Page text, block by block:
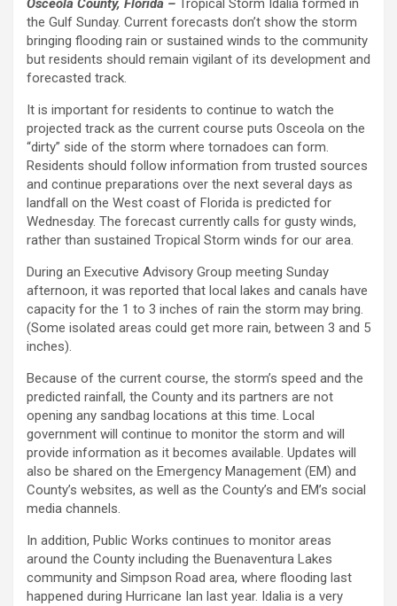
Osceola County, Florida –
Tropical Storm Idalia formed in
the Gulf Sunday. Current forecasts don’t show the storm
bringing flooding rain or sustained winds to the community
but residents should remain vigilant of its development and
forecasted track.
It is important for residents to continue to watch the
projected track as the current course puts Osceola on the
“dirty” side of the storm where tornadoes can form.
Residents should follow information from trusted sources
and continue preparations over the next several days as
landfall on the West coast of Florida is predicted for
Wednesday. The forecast currently calls for gusty winds,
rather than sustained Tropical Storm winds for our area.
During an Executive Advisory Group meeting Sunday
afternoon, it was reported that local lakes and canals have
capacity for the 1 to 3 inches of rain the storm may bring.
(Some isolated areas could get more rain, between 3 and 5
inches).
Because of the current course, the storm’s speed and the
predicted rainfall, the County and its partners are not
opening any sandbag locations at this time. Local
government will continue to monitor the storm and will
provide information as it becomes available. Updates will
also be shared on the Emergency Management (EM) and
County’s websites, as well as the County’s and EM’s social
media channels.
In addition, Public Works continues to monitor areas
around the County including the Buenaventura Lakes
community and Simpson Road area, where flooding last
happened during Hurricane Ian last year. Idalia is a very